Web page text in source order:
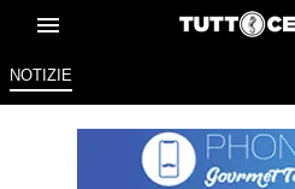
NOTIZIE